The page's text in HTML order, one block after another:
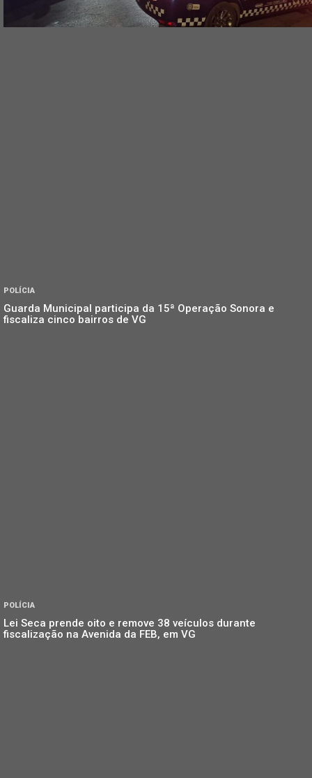
POLÍCIA
Guarda Municipal participa da 15ª Operação Sonora e
fiscaliza cinco bairros de VG
POLÍCIA
Lei Seca prende oito e remove 38 veículos durante
fiscalização na Avenida da FEB, em VG